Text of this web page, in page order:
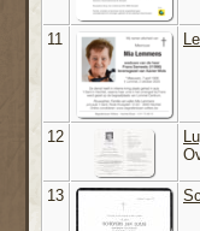
11
12
13